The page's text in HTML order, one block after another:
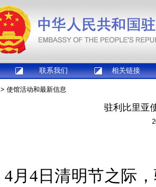
联系我们 相关链接
> 使馆活动和最新信息
驻利比里亚
4月4日清明节之际